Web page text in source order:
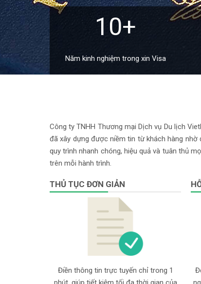
10+
Năm kinh nghiệm trong xin Visa
Công ty TNHH Thương mại Dịch vụ Du lịch
đã xây dựng được niềm tin từ khách hàng
quy trình nhanh chóng, hiệu quả và tuân thủ
trên mỗi hành trình.
THỦ TỤC ĐƠN GIẢN
Điền thông tin trực tuyến chỉ trong 1